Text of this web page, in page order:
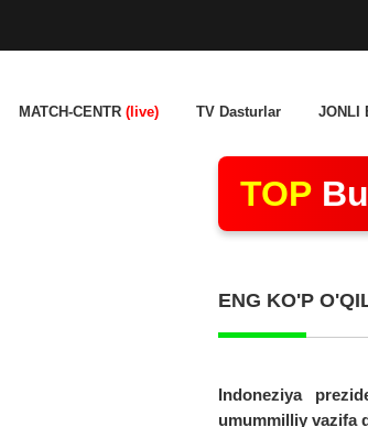
MATCH-CENTR (live) TV Dasturlar JONLI
TOP
ENG KO'P
Indoneziya
umummilliy vazifa